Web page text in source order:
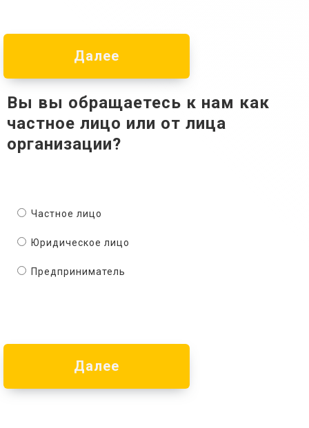
Далее
Вы вы обращаетесь к нам как
частное лицо или от лица
организации?
Частное лицо
Юридическое лицо
Предприниматель
Далее